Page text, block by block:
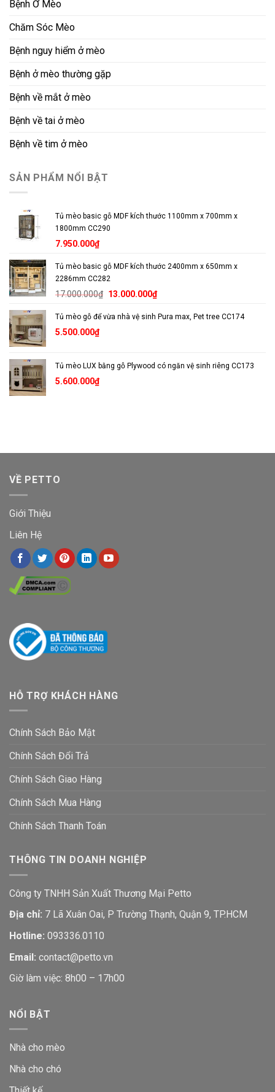
Bệnh Ở Mèo
Chăm Sóc Mèo
Bệnh nguy hiểm ở mèo
Bệnh ở mèo thường gặp
Bệnh về mắt ở mèo
Bệnh về tai ở mèo
Bệnh về tim ở mèo
SẢN PHẨM NỔI BẬT
Tủ mèo basic gỗ MDF kích thước 1100mm x 700mm x
1800mm CC290
7.950.000₫
Tủ mèo basic gỗ MDF kích thước 2400mm x 650mm x
2286mm CC282
17.000.000₫ Giá
là:
13.000.000₫Giá
tại
Tủ mèo gỗ để vừa nhà vệ sinh Pura max, Pet tree CC174
5.500.000₫
Tủ mèo LUX bằng gỗ Plywood có ngăn vệ sinh riêng CC173
5.600.000₫
VỀ PETTO
Giới Thiệu
Liên Hệ
HỖ TRỢ KHÁCH HÀNG
Chính Sách Bảo Mật
Chính Sách Đổi Trả
Chính Sách Giao Hàng
Chính Sách Mua Hàng
Chính Sách Thanh Toán
THÔNG TIN DOANH NGHIỆP
Công ty TNHH Sản Xuất Thương Mại Petto
Địa chỉ: 7 Lã Xuân Oai, P Trường Thạnh, Quận 9, TP.HCM
Hotline: 093336.0110
Email: contact@petto.vn
Giờ làm việc: 8h00 – 17h00
NỔI BẬT
Nhà cho mèo
Nhà cho chó